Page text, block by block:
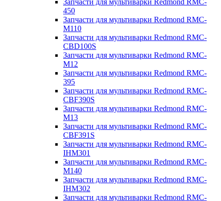
Запчасти для мультиварки Redmond RMC-
450
Запчасти для мультиварки Redmond RMC-
M110
Запчасти для мультиварки Redmond RMC-
CBD100S
Запчасти для мультиварки Redmond RMC-
M12
Запчасти для мультиварки Redmond RMC-
395
Запчасти для мультиварки Redmond RMC-
CBF390S
Запчасти для мультиварки Redmond RMC-
M13
Запчасти для мультиварки Redmond RMC-
CBF391S
Запчасти для мультиварки Redmond RMC-
IHM301
Запчасти для мультиварки Redmond RMC-
M140
Запчасти для мультиварки Redmond RMC-
IHM302
Запчасти для мультиварки Redmond RMC-